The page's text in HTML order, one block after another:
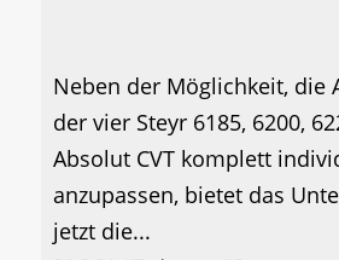
Neben der Möglichkeit, die
der vier Steyr 6185, 6200,
Absolut CVT komplett
anzupassen, bietet das
jetzt die...